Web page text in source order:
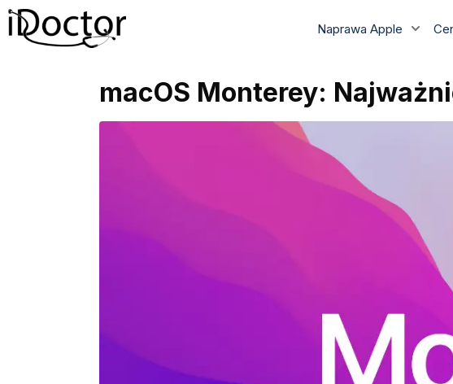
Naprawa Apple
macOS Monterey: